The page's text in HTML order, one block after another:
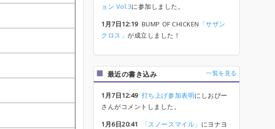
ョン Vol.3に参加しました。
1月7日12:19BUMP OF CHICKEN 「サザン
クロス」が成立しました！
最近の書き込み 一覧を見る
1月7日12:49 打ち上げ参加表明にしおぴー
さんがコメントしました。
1月6日20:41
「スノースマイル」 にヨナヨ